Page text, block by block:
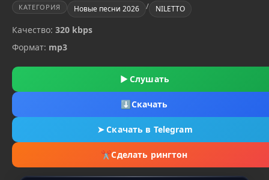
КАТЕГОРИЯ Новые песни 2026 / NILETTO
Качество: 320 kbps
Формат: mp3
▶ Слушать
⬇Скачать
➤Скачать в Telegram
✂Сделать рингтон